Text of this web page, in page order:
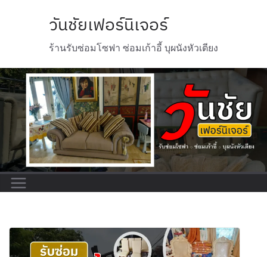
วันชัยเฟอร์นิเจอร์
ร้านรับซ่อมโซฟา ซ่อมเก้าอี้ บุผนังหัวเตียง